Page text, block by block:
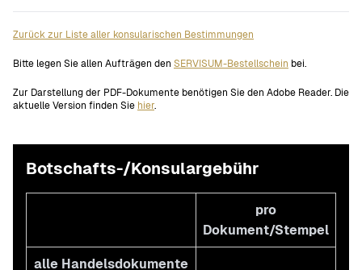
Zurück zur Liste aller konsularischen Bestimmungen
Bitte legen Sie allen Aufträgen den SERVISUM-Bestellschein bei.
Zur Darstellung der PDF-Dokumente benötigen Sie den Adobe Reader. Die
aktuelle Version finden Sie hier.
Botschafts-/Konsulargebühr
pro
Dokument/Stempel
alle Handelsdokumente